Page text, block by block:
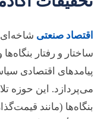
اقتصاد صنعتی
ساختار و رفتار
پیامدهای اقتصادی
می‌پردازد. این حوزه
بنگاه‌ها (مانند